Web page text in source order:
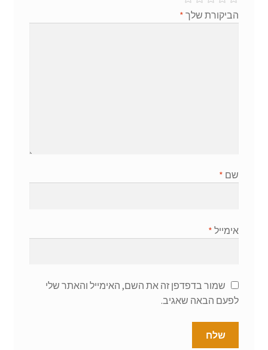
הביקורת שלך *
שם *
אימייל *
שמור בדפדפן זה את השם, האימייל והאתר שלי
לפעם הבאה שאגיב.